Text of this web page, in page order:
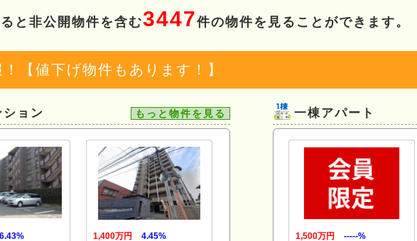
と非公開物件を含む3447件の物件を見ることができます。
【値下げ物件もあります！】
ション もっと物件を見る
6.43%
1,400万円
4.45%
一棟アパート
1,500万円
-----%